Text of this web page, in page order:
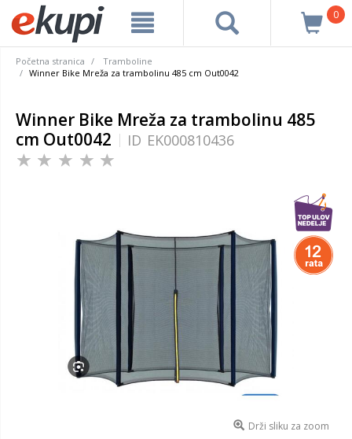
0
Početna stranica
Tramboline
Winner Bike Mreža za trambolinu 485 cm Out0042
Winner Bike Mreža za trambolinu 485
cm Out0042
ID EK000810436
Drži sliku za zoom